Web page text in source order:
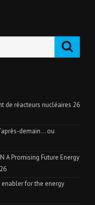
de réacteurs nucléaires 26
demain… ou
A Promising Future Energy
enabler for the energy